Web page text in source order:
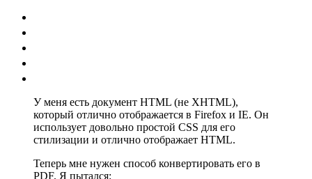
У меня есть документ HTML (не XHTML),
который отлично отображается в Firefox и IE. Он
использует довольно простой CSS для его
стилизации и отлично отображает HTML.
Теперь мне нужен способ конвертировать его в
PDF. Я пытался: